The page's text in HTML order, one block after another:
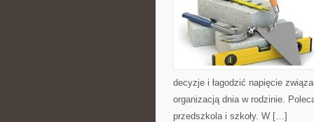
decyzje i łagodzić napięcie
organizacją dnia w rodzinie.
przedszkola i szkoły. W […]